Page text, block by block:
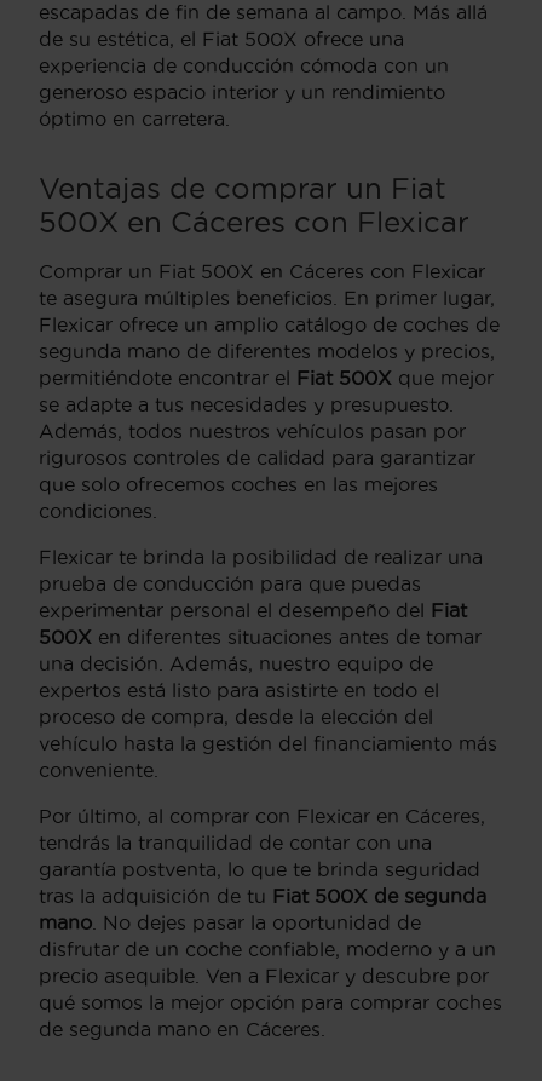
escapadas de fin de semana al campo. Más allá
de su estética, el Fiat 500X ofrece una
experiencia de conducción cómoda con un
generoso espacio interior y un rendimiento
óptimo en carretera.
Ventajas de comprar un Fiat
500X en Cáceres con Flexicar
Comprar un Fiat 500X en Cáceres con Flexicar
te asegura múltiples beneficios. En primer lugar,
Flexicar ofrece un amplio catálogo de coches de
segunda mano de diferentes modelos y precios,
permitiéndote encontrar el Fiat 500X que mejor
se adapte a tus necesidades y presupuesto.
Además, todos nuestros vehículos pasan por
rigurosos controles de calidad para garantizar
que solo ofrecemos coches en las mejores
condiciones.
Flexicar te brinda la posibilidad de realizar una
prueba de conducción para que puedas
experimentar personal el desempeño del Fiat
500X en diferentes situaciones antes de tomar
una decisión. Además, nuestro equipo de
expertos está listo para asistirte en todo el
proceso de compra, desde la elección del
vehículo hasta la gestión del financiamiento más
conveniente.
Por último, al comprar con Flexicar en Cáceres,
tendrás la tranquilidad de contar con una
garantía postventa, lo que te brinda seguridad
tras la adquisición de tu Fiat 500X de segunda
mano . No dejes pasar la oportunidad de
disfrutar de un coche confiable, moderno y a un
precio asequible. Ven a Flexicar y descubre por
qué somos la mejor opción para comprar coches
de segunda mano en Cáceres.